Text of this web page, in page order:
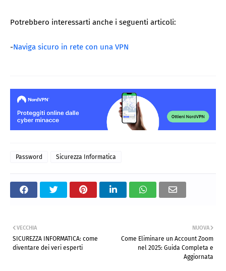
Potrebbero interessarti anche i seguenti articoli:
-Naviga sicuro in rete con una VPN
Password Sicurezza Informatica
NUOVA
Come Eliminare un Account Zoom
nel 2025: Guida Completa e
Aggiornata
VECCHIA
SICUREZZA INFORMATICA: come
diventare dei veri esperti